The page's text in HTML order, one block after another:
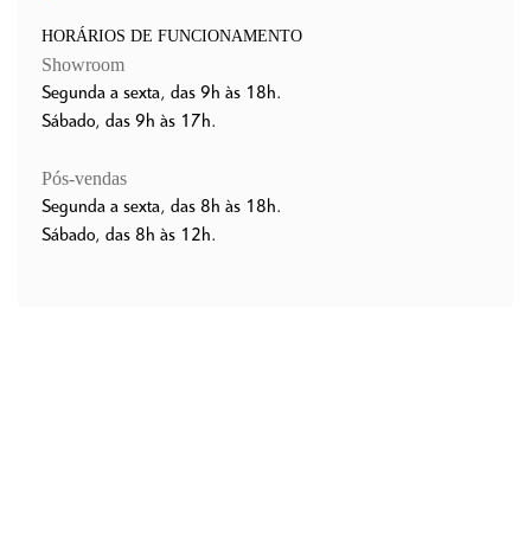
HORÁRIOS DE FUNCIONAMENTO
Showroom
Segunda a sexta, das 9h às 18h.
Sábado, das 9h às 17h.
Pós-vendas
Segunda a sexta, das 8h às 18h.
Sábado, das 8h às 12h.